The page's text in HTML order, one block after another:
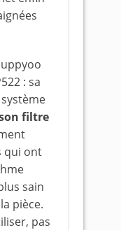
: sa
filtre
qui ont
sain
pièce.
pas